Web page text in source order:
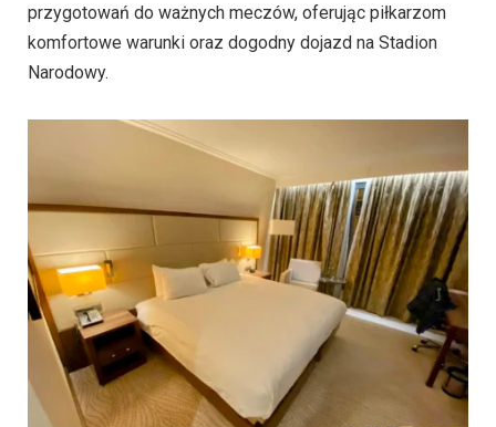
przygotowań do ważnych meczów, oferując piłkarzom
komfortowe warunki oraz dogodny dojazd na Stadion
Narodowy.